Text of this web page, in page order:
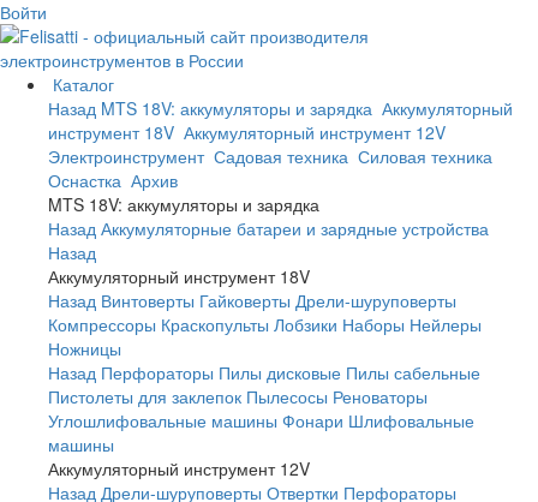
Войти
Каталог
Назад MTS 18V: аккумуляторы и зарядка Аккумуляторный
инструмент 18V Аккумуляторный инструмент 12V
Электроинструмент Садовая техника Силовая техника
Оснастка Архив
MTS 18V: аккумуляторы и зарядка
Назад Аккумуляторные батареи и зарядные устройства
Назад
Аккумуляторный инструмент 18V
Назад Винтоверты Гайковерты Дрели-шуруповерты
Компрессоры Краскопульты Лобзики Наборы Нейлеры
Ножницы
Назад Перфораторы Пилы дисковые Пилы сабельные
Пистолеты для заклепок Пылесосы Реноваторы
Углошлифовальные машины Фонари Шлифовальные
машины
Аккумуляторный инструмент 12V
Назад Дрели-шуруповерты Отвертки Перфораторы